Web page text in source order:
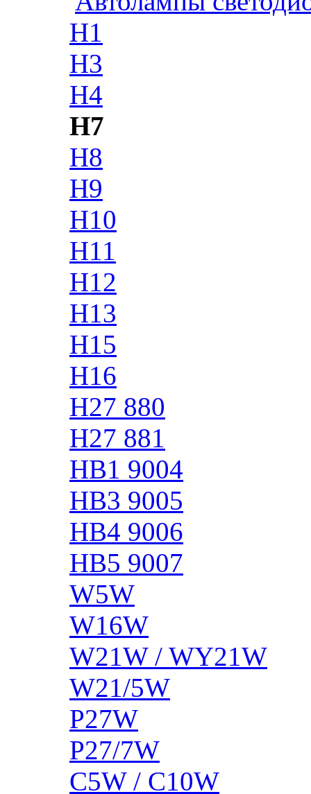
H1
H3
H4
H7
H8
H9
H10
H11
H12
H13
H15
H16
H27 880
H27 881
HB1 9004
HB3 9005
HB4 9006
HB5 9007
W5W
W16W
W21W / WY21W
W21/5W
P27W
P27/7W
C5W / C10W